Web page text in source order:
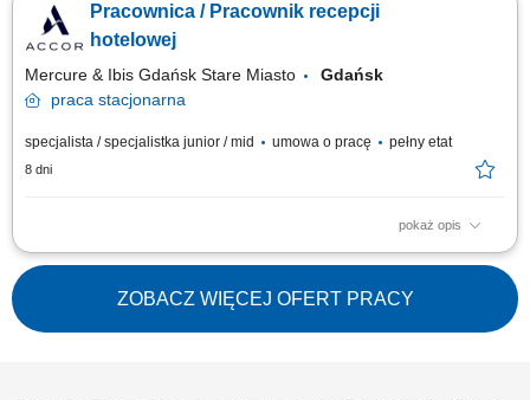
Sprawy administracyjne przychodzą Ci z łatwością; Czasem odpowiadasz
na pytanie jak dotrzeć do rynku lub na dworzec kolejowy; Sprzedajesz
Pracownica / Pracownik recepcji
hotelowej
Mercure & Ibis Gdańsk Stare Miasto
Gdańsk
praca stacjonarna
specjalista / specjalistka junior / mid umowa o pracę pełny etat
8 dni
pokaż opis
Opis stanowiska: Obsługa gości hotelowych: meldowanie,
wymeldowanie, rezerwacje i rozliczenia. Wystawianie faktur oraz praca z
dokumentacją recepcyjną. Udzielanie informacji gościom (lokalizacja
atrakcji, restauracje, komunikacja). Proponowanie usług dodatkowych w
naturalny, nienachalny...
ZOBACZ WIĘCEJ OFERT PRACY